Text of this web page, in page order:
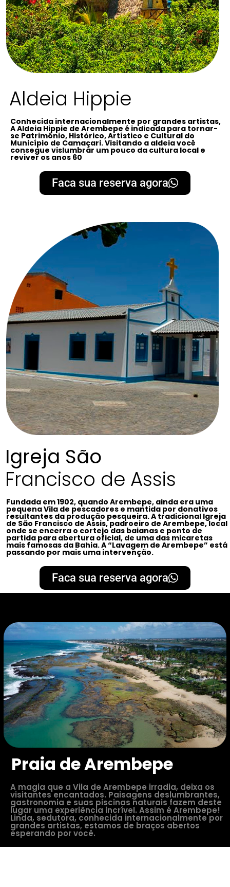
Aldeia Hippie
Conhecida internacionalmente por grandes artistas,
A Aldeia Hippie de Arembepe é indicada para tornar-
se Patrimônio, Histórico, Artístico e Cultural do
Município de Camaçari. Visitando a aldeia você
consegue vislumbrar um pouco da cultura local e
reviver os anos 60
Faca sua reserva agora
Igreja São
Francisco de Assis
Fundada em 1902, quando Arembepe, ainda era uma
pequena Vila de pescadores e mantida por donativos
resultantes da produção pesqueira. A tradicional Igreja
de São Francisco de Assis, padroeiro de Arembepe, local
onde se encerra o cortejo das baianas e ponto de
partida para abertura oficial, de uma das micaretas
mais famosas da Bahia. A “Lavagem de Arembepe” está
passando por mais uma intervenção.
Faca sua reserva agora
Praia de Arembepe
A magia que a Vila de Arembepe irradia, deixa os
visitantes encantados. Paisagens deslumbrantes,
gastronomia e suas piscinas naturais fazem deste
lugar uma experiência incrível. Assim é Arembepe!
Linda, sedutora, conhecida internacionalmente por
grandes artistas, estamos de braços abertos
esperando por você.